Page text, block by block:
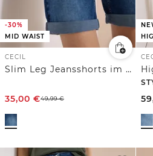
-30%
MID WAIST
CECIL
Slim Leg Jeansshorts im Casual Fit
35,00 €49,99€